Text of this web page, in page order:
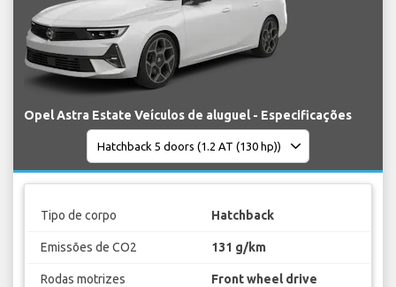
Opel Astra Estate Veículos de aluguel - Especificações
Tipo de corpo Hatchback
Emissões de CO2 131 g/km
Rodas motrizes Front wheel drive